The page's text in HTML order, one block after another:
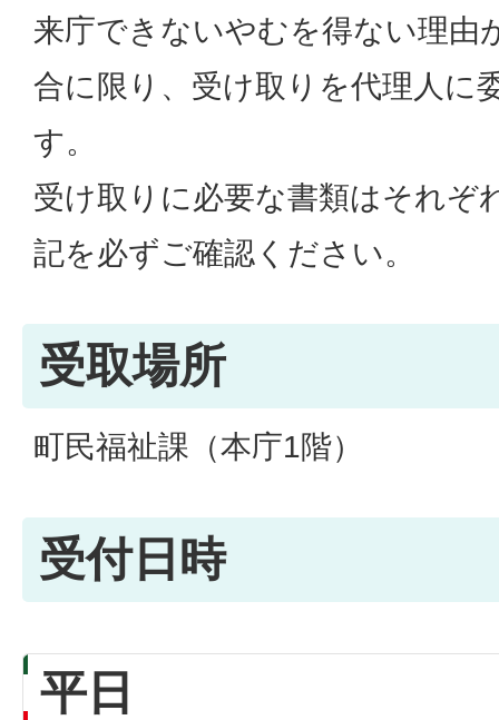
来庁できないやむを得ない理由
合に限り、受け取りを代理人に
す。
受け取りに必要な書類はそれぞ
記を必ずご確認ください。
受取場所
町民福祉課（本庁1階）
受付日時
平日